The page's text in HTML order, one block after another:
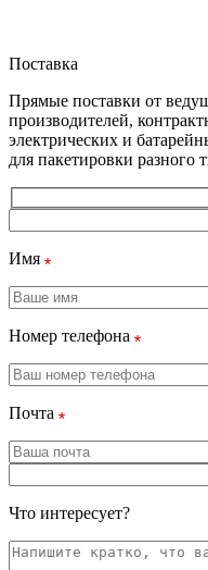
Поставка
Прямые поставки от
производителей,
электрических и
для пакетировки разного
Имя
Номер телефона
Почта
Что интересует?